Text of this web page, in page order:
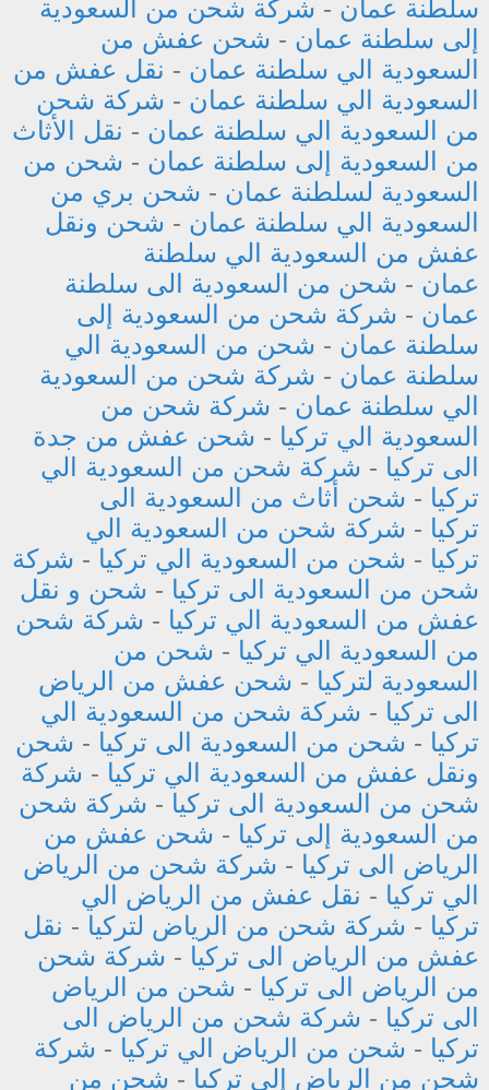
سلطنة عمان - شركة شحن من السعودية
إلى سلطنة عمان - شحن عفش من
السعودية الي سلطنة عمان - نقل عفش من
السعودية الي سلطنة عمان - شركة شحن
من السعودية الي سلطنة عمان - نقل الأثاث
من السعودية إلى سلطنة عمان - شحن من
السعودية لسلطنة عمان - شحن بري من
السعودية الي سلطنة عمان - شحن ونقل
عفش من السعودية الي سلطنة
عمان - شحن من السعودية الى سلطنة
عمان - شركة شحن من السعودية إلى
سلطنة عمان - شحن من السعودية الي
سلطنة عمان - شركة شحن من السعودية
الي سلطنة عمان - شركة شحن من
السعودية الي تركيا - شحن عفش من جدة
الى تركيا - شركة شحن من السعودية الي
تركيا - شحن أثاث من السعودية الى
تركيا - شركة شحن من السعودية الي
تركيا - شحن من السعودية الي تركيا - شركة
شحن من السعودية الى تركيا - شحن و نقل
عفش من السعودية الي تركيا - شركة شحن
من السعودية الي تركيا - شحن من
السعودية لتركيا - شحن عفش من الرياض
الى تركيا - شركة شحن من السعودية الي
تركيا - شحن من السعودية الى تركيا - شحن
ونقل عفش من السعودية الي تركيا - شركة
شحن من السعودية الى تركيا - شركة شحن
من السعودية إلى تركيا - شحن عفش من
الرياض الى تركيا - شركة شحن من الرياض
الي تركيا - نقل عفش من الرياض الي
تركيا - شركة شحن من الرياض لتركيا - نقل
عفش من الرياض الى تركيا - شركة شحن
من الرياض الى تركيا - شحن من الرياض
الى تركيا - شركة شحن من الرياض الى
تركيا - شحن من الرياض الي تركيا - شركة
شحن من الرياض إلى تركيا - شحن من